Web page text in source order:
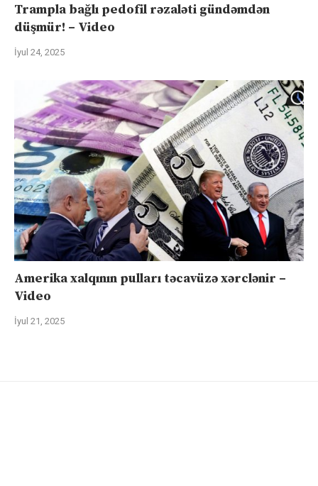
Trampla bağlı pedofil rəzaləti gündəmdən
düşmür! – Video
İyul 24, 2025
Amerika xalqının pulları təcavüzə xərclənir –
Video
İyul 21, 2025